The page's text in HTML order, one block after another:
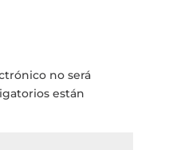
no será
están